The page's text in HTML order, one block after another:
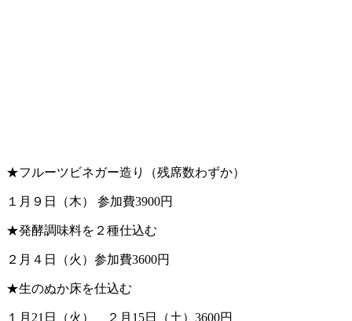
★フルーツビネガー造り（残席数わずか）
１月９日（木） 参加費3900円
★発酵調味料を２種仕込む
２月４日（火）参加費3600円
★生のぬか床を仕込む
１月21日（火） ２月15日（土）3600円